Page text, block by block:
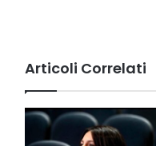
Articoli Correlati